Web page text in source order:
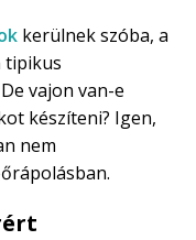
kerülnek szóba, a
tipikus
vajon van-e
készíteni? Igen,
nem